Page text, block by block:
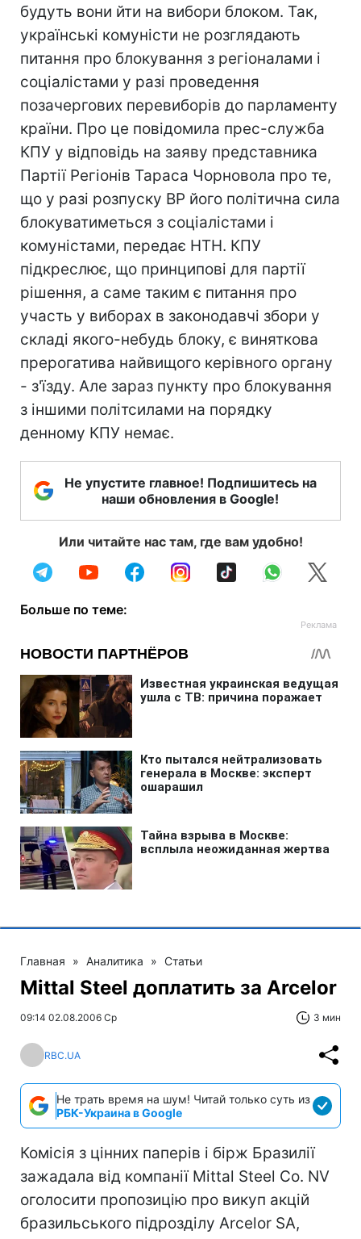
будуть вони йти на вибори блоком. Так,
українські комуністи не розглядають
питання про блокування з регіоналами і
соціалістами у разі проведення
позачергових перевиборів до парламенту
країни. Про це повідомила прес-служба
КПУ у відповідь на заяву представника
Партії Регіонів Тараса Чорновола про те,
що у разі розпуску ВР його політична сила
блокуватиметься з соціалістами і
комуністами, передає НТН. КПУ
підкреслює, що принципові для партії
рішення, а саме таким є питання про
участь у виборах в законодавчі збори у
складі якого-небудь блоку, є виняткова
прерогатива найвищого керівного органу
- з'їзду. Але зараз пункту про блокування
з іншими політсилами на порядку
денному КПУ немає.
Не упустите главное! Подпишитесь на
наши обновления в Google!
Или читайте нас там, где вам удобно!
Больше по теме:
Главная » Аналитика » Статьи
Mittal Steel доплатить за Arcelor
09:14 02.08.2006 Ср 3 мин
RBC.UA
Не трать время на шум! Читай только суть из
РБК-Украина в Google
Комісія з цінних паперів і бірж Бразилії
зажадала від компанії Mittal Steel Co. NV
оголосити пропозицію про викуп акцій
бразильського підрозділу Arcelor SA,